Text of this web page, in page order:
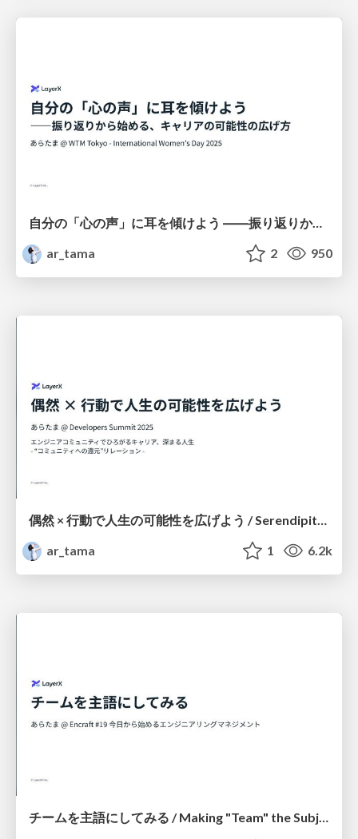
自分の「心の声」に耳を傾けよう ――振り返りから始める、キャリアの可能性の広げ方 / Listen to Your Inner Voice: Unlocking Your Career Potential Through Reflection
ar_tama
2 950
偶然 × 行動で人生の可能性を広げよう / Serendipity × Action: Discover Your Possibilities
ar_tama
1 6.2k
チームを主語にしてみる / Making "Team" the Subject